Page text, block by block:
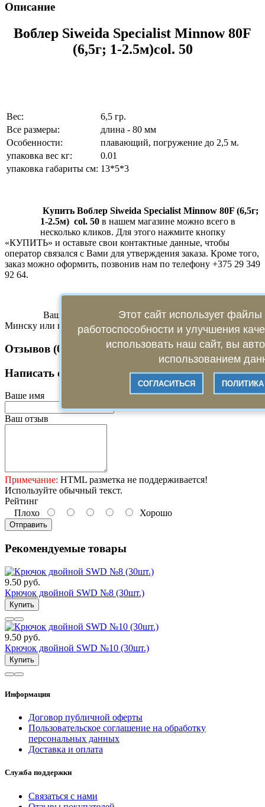
Описание
Воблер Siweida Specialist Minnow 80F
(6,5г; 1-2.5м)col. 50
Вес:
6,5 гр.
Все размеры:
длина - 80 мм
Особенности:
плавающий, погружение до 2,5 м.
упаковка вес кг:
0.01
упаковка габариты см: 13*5*3
Купить Воблер Siweida Specialist Minnow 80F (6,5г;
1-2.5м) col. 50 в нашем магазине можно всего в
несколько кликов. Для этого нажмите кнопку
«КУПИТЬ» и оставьте свои контактные данные, чтобы
оператор связался с Вами для утверждения заказа. Кроме того,
заказ можно оформить, позвонив нам по телефону +375 29 349
92 64.
Ваш заказ в кратчайшие сроки будет доставлен по
Минску или по Беларуси!
Отзывов (0)
Написать отзыв
Ваше имя
Ваш отзыв
Примечание: HTML разметка не поддерживается!
Используйте обычный текст.
Рейтинг
Плохо
Хорошо
Отправить
Рекомендуемые товары
9.50 руб.
Крючок двойной SWD №8 (30шт.)
Купить
9.50 руб.
Крючок двойной SWD №10 (30шт.)
Купить
Информация
Договор публичной оферты
Пользовательское соглашение на обработку
персональных данных
Доставка и оплата
Служба поддержки
Связаться с нами
Этот сайт использует
работоспособности и улучшения
использовать наш сайт, вы
использованием
СОГЛАСИТЬСЯ